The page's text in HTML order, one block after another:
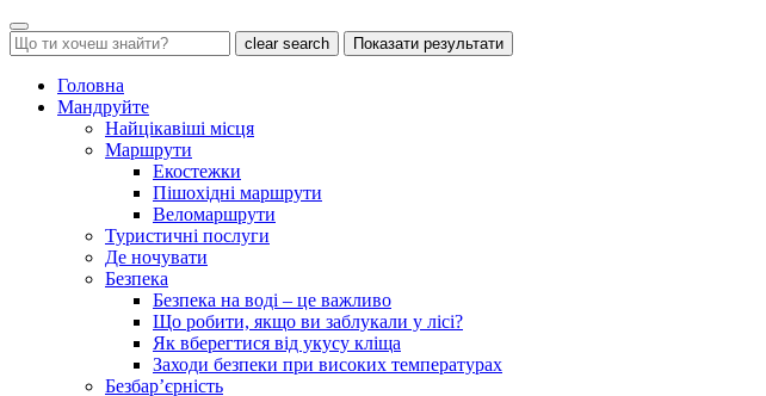
clear search Показати результати
Головна
Мандруйте
Найцікавіші місця
Маршрути
Екостежки
Пішохідні маршрути
Веломаршрути
Туристичні послуги
Де ночувати
Безпека
Безпека на воді – це важливо
Що робити, якщо ви заблукали у лісі?
Як вберегтися від укусу кліща
Заходи безпеки при високих температурах
Безбар’єрність